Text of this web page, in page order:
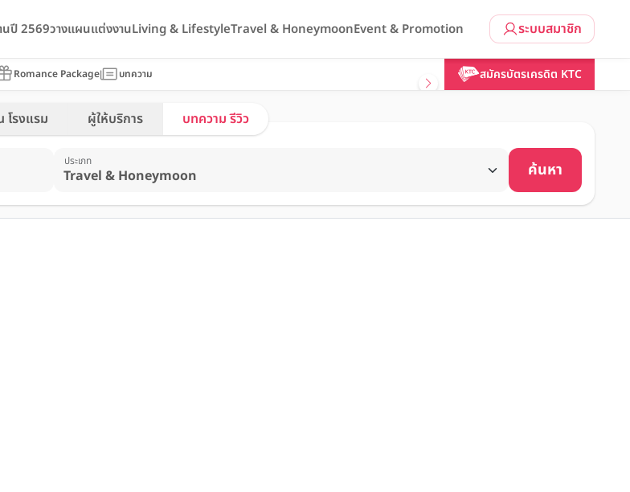
ระบบสมาชิก
ปี 2569วางแผนแต่งงานLiving & LifestyleTravel & HoneymoonEvent & Promotion
Romance Package บทความ สมัครบัตรเครดิต KTC
โรงแรม ผู้ให้บริการ บทความ รีวิว
ประเภท ค้นหา